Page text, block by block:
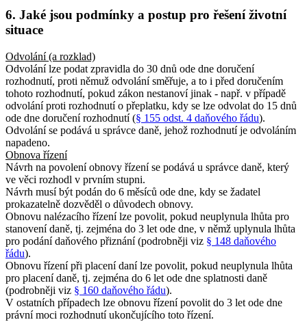
6. Jaké jsou podmínky a postup pro řešení životní
situace
Odvolání (a rozklad)
Odvolání lze podat zpravidla do 30 dnů ode dne doručení
rozhodnutí, proti němuž odvolání směřuje, a to i před doručením
tohoto rozhodnutí, pokud zákon nestanoví jinak - např. v případě
odvolání proti rozhodnutí o přeplatku, kdy se lze odvolat do 15 dnů
ode dne doručení rozhodnutí (§ 155 odst. 4 daňového řádu).
Odvolání se podává u správce daně, jehož rozhodnutí je odvoláním
napadeno.
Obnova řízení
Návrh na povolení obnovy řízení se podává u správce daně, který
ve věci rozhodl v prvním stupni.
Návrh musí být podán do 6 měsíců ode dne, kdy se žadatel
prokazatelně dozvěděl o důvodech obnovy.
Obnovu nalézacího řízení lze povolit, pokud neuplynula lhůta pro
stanovení daně, tj. zejména do 3 let ode dne, v němž uplynula lhůta
pro podání daňového přiznání (podrobněji viz § 148 daňového
řádu).
Obnovu řízení při placení daní lze povolit, pokud neuplynula lhůta
pro placení daně, tj. zejména do 6 let ode dne splatnosti daně
(podrobněji viz § 160 daňového řádu).
V ostatních případech lze obnovu řízení povolit do 3 let ode dne
právní moci rozhodnutí ukončujícího toto řízení.